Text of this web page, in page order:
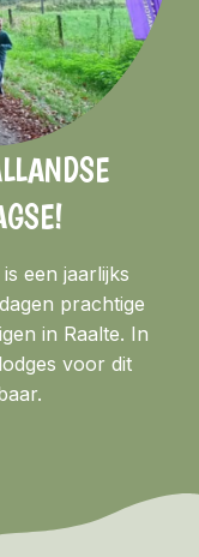
een jaarlijks
prachtige
in Raalte. In
voor dit